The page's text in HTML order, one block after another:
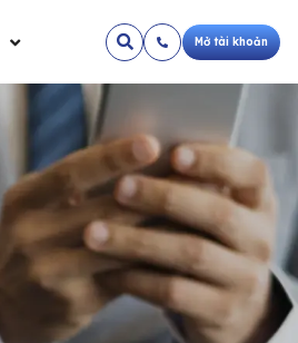
Mở tài khoản